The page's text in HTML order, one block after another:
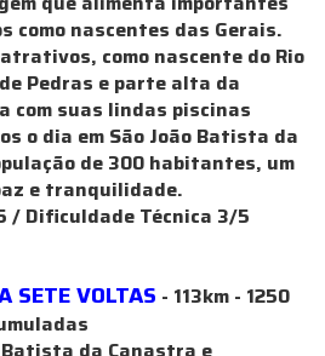
como nascentes das Gerais.
como nascente do Rio
Pedras e parte alta da
com suas lindas piscinas
o dia em São João Batista da
de 300 habitantes, um
e tranquilidade.
/ Dificuldade Técnica 3/5
SETE VOLTAS - 113km - 1250